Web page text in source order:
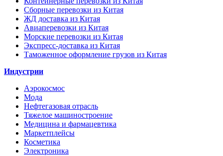
Сборные перевозки из Китая
ЖД доставка из Китая
Авиаперевозки из Китая
Морские перевозки из Китая
Экспресс-доставка из Китая
Таможенное оформление грузов из Китая
Индустрии
Аэрокосмос
Мода
Нефтегазовая отрасль
Тяжелое машиностроение
Медицина и фармацевтика
Маркетплейсы
Косметика
Электроника